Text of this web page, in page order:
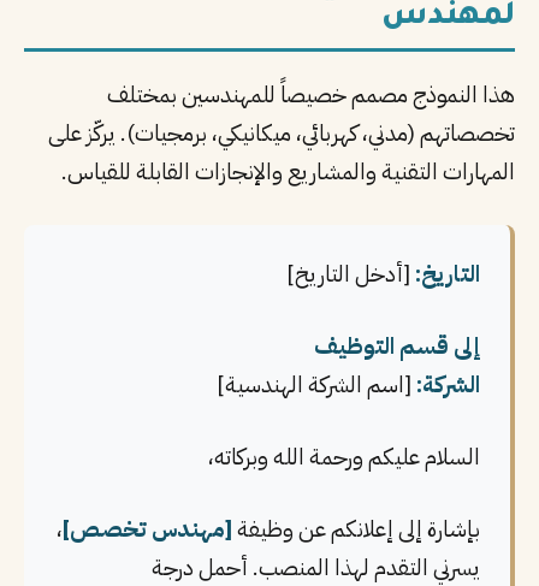
لمهندس
هذا النموذج مصمم خصيصاً للمهندسين بمختلف
تخصصاتهم (مدني، كهربائي، ميكانيكي، برمجيات). يركّز على
المهارات التقنية والمشاريع والإنجازات القابلة للقياس.
التاريخ: [أدخل التاريخ]
إلى قسم التوظيف
الشركة: [اسم الشركة الهندسية]
السلام عليكم ورحمة الله وبركاته،
بإشارة إلى إعلانكم عن وظيفة[مهندس تخصص]،
يسرني التقدم لهذا المنصب. أحمل درجة